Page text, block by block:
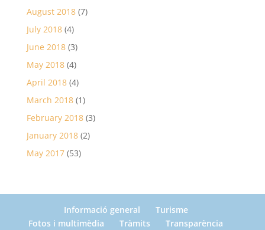
August 2018(7)
July 2018(4)
June 2018(3)
May 2018(4)
April 2018(4)
March 2018(1)
February 2018(3)
January 2018(2)
May 2017(53)
Informació general
Turisme
Fotos i multimèdia
Tràmits Transparència